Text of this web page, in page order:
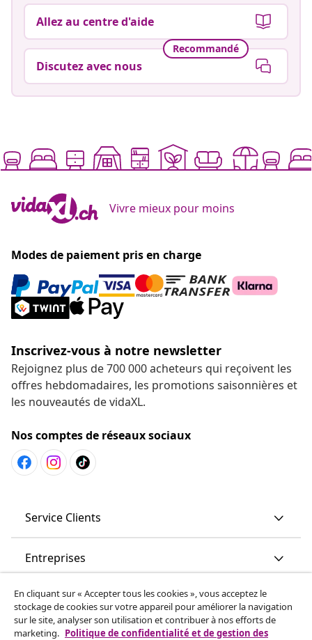
Allez au centre d'aide
Recommandé
Discutez avec nous
Vivre mieux pour moins
Modes de paiement pris en charge
Inscrivez-vous à notre newsletter
Rejoignez plus de 700 000 acheteurs qui reçoivent les
offres hebdomadaires, les promotions saisonnières et
les nouveautés de vidaXL.
Nos comptes de réseaux sociaux
Service Clients
Entreprises
vidaXL
En cliquant sur « Accepter tous les cookies », vous acceptez le
stockage de cookies sur votre appareil pour améliorer la navigation
sur le site, analyser son utilisation et contribuer à nos efforts de
marketing. Politique de confidentialité et de gestion des